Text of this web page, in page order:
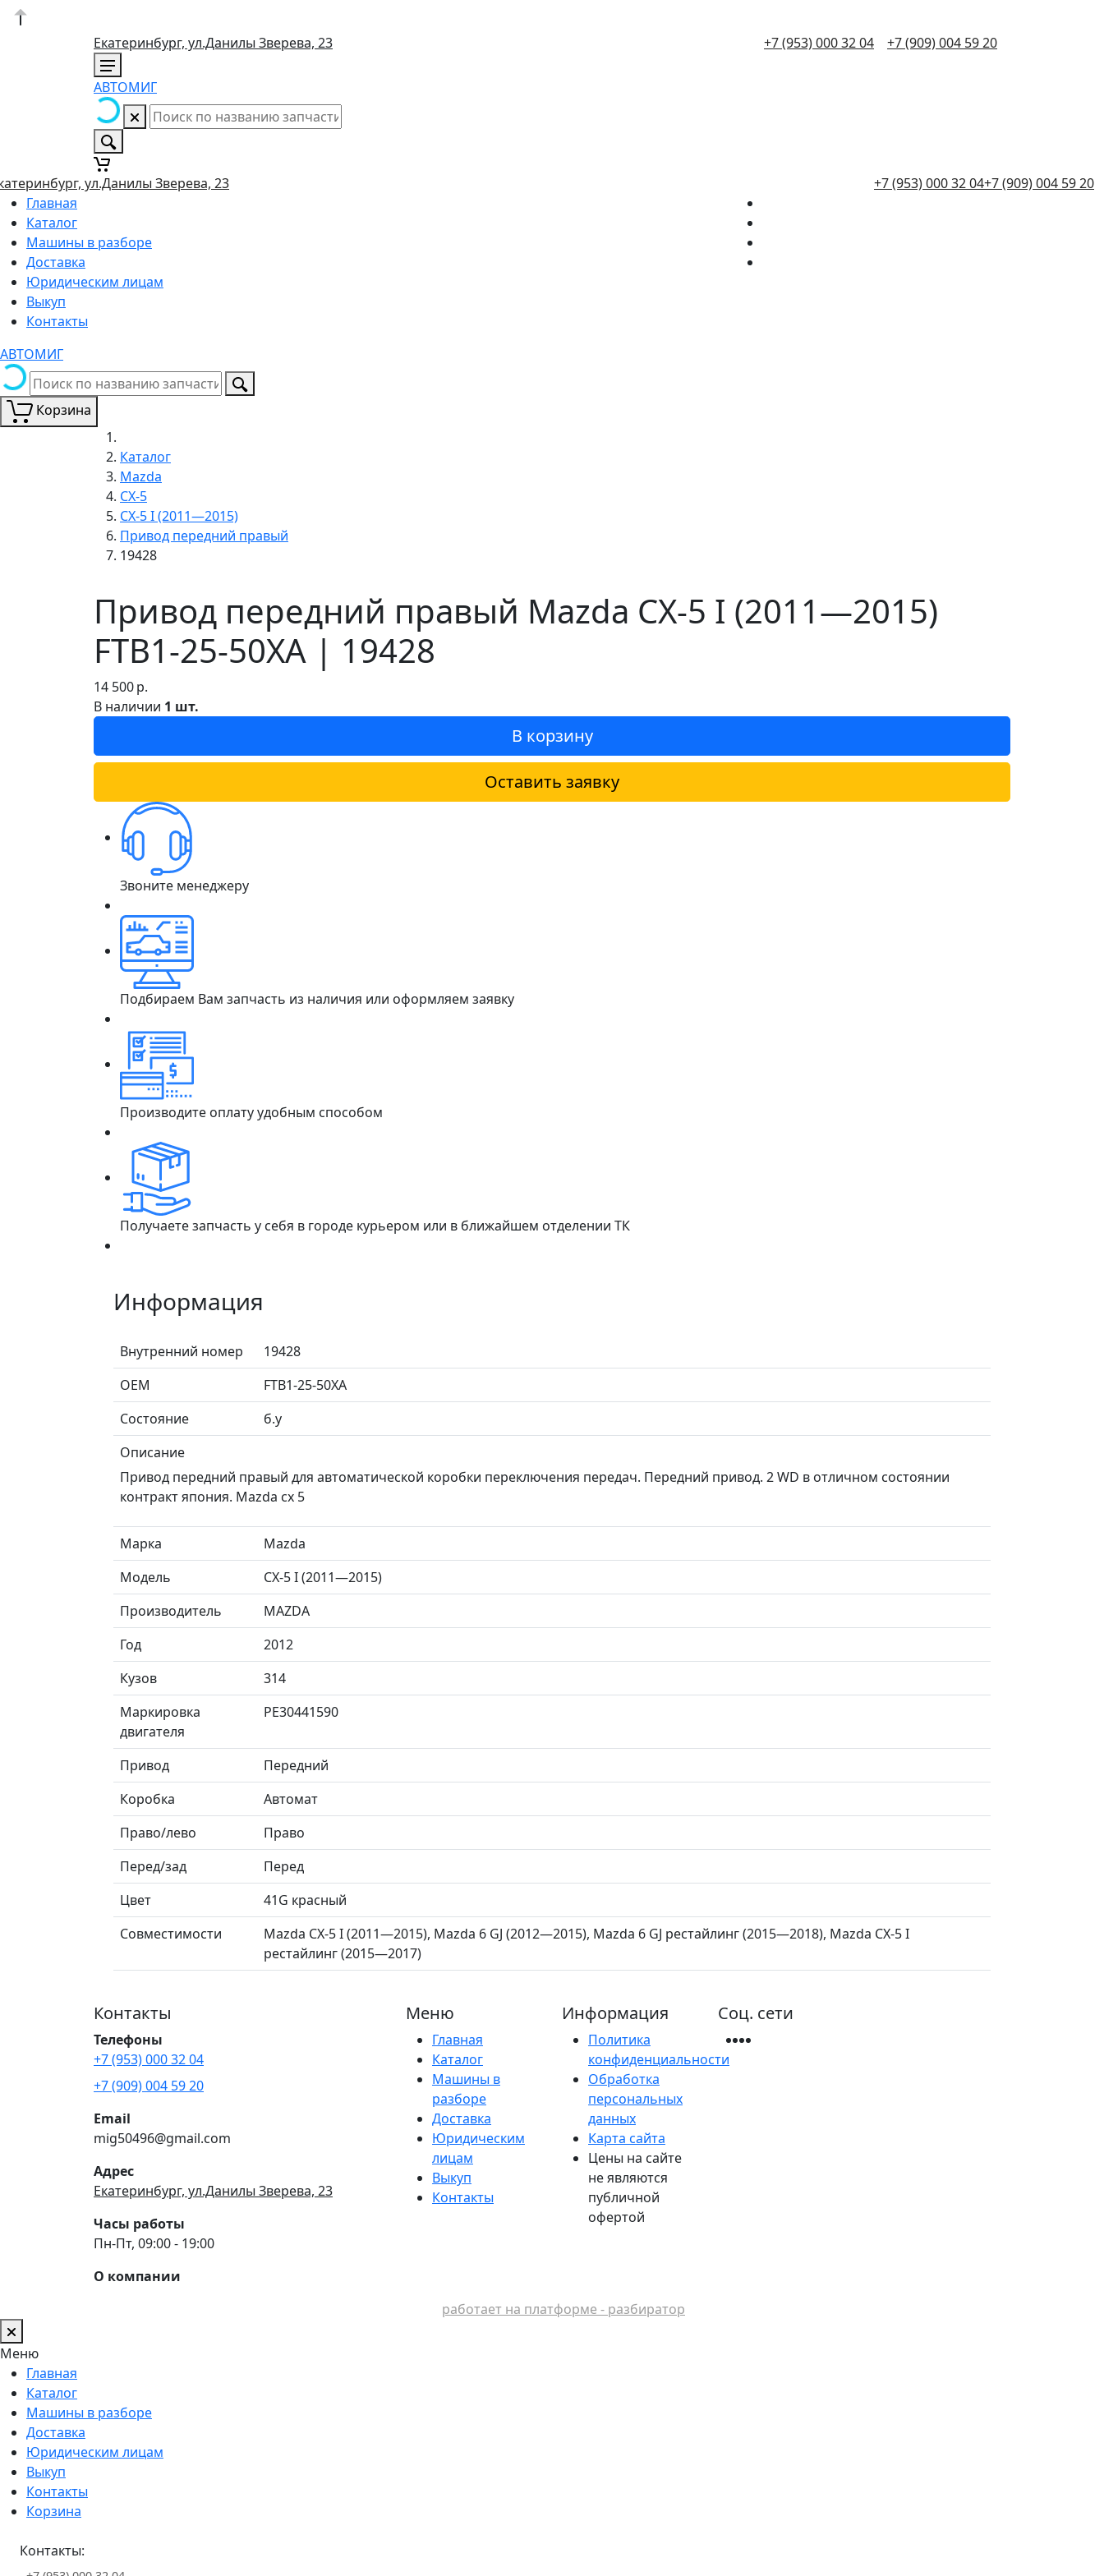
Екатеринбург, ул.Данилы Зверева, 23 +7 (953) 000 32 04 +7 (909) 004 59 20
АВТОМИГ
ул.Данилы Зверева, 23 +7 (953) 000 32 04+7 (909) 004 59 20
Главная
Каталог
Машины в разборе
Доставка
Юридическим лицам
Выкуп
Контакты
АВТОМИГ
Корзина
Каталог
Mazda
CX-5
CX-5 I (2011—2015)
Привод передний правый
19428
Привод передний правый Mazda CX-5 I (2011—2015)
FTB1-25-50XA | 19428
14 500р.
В наличии 1 шт.
В корзину
Оставить заявку
Звоните менеджеру
Подбираем Вам запчасть из наличия или оформляем заявку
Производите оплату удобным способом
Получаете запчасть у себя в городе курьером или в ближайшем отделении ТК
Информация
Внутренний номер
19428
ОЕМ
FTB1-25-50XA
Состояние
б.у
Описание
Привод передний правый для автоматической коробки переключения передач. Передний привод. 2 WD в отличном состоянии
контракт япония. Mazda cx 5
Марка
Mazda
Модель
CX-5 I (2011—2015)
Производитель
MAZDA
Год
2012
Кузов
314
Маркировка
двигателя
PE30441590
Привод
Передний
Коробка
Автомат
Право/лево
Право
Перед/зад
Перед
Цвет
41G красный
Совместимости
Mazda CX-5 I (2011—2015), Mazda 6 GJ (2012—2015), Mazda 6 GJ рестайлинг (2015—2018), Mazda CX-5 I
рестайлинг (2015—2017)
Контакты
Телефоны
+7 (953) 000 32 04
+7 (909) 004 59 20
Email
mig50496@gmail.com
Адрес
Екатеринбург, ул.Данилы Зверева, 23
Часы работы
Пн-Пт, 09:00 - 19:00
О компании
Меню
Главная
Каталог
Машины в
разборе
Доставка
Юридическим
лицам
Выкуп
Контакты
Информация
Политика
конфиденциальности
Обработка
персональных
данных
Карта сайта
Цены на сайте
не являются
публичной
офертой
Соц. сети
работает на платформе - разбиратор
Меню
Главная
Каталог
Машины в разборе
Доставка
Юридическим лицам
Выкуп
Контакты
Корзина
Контакты: